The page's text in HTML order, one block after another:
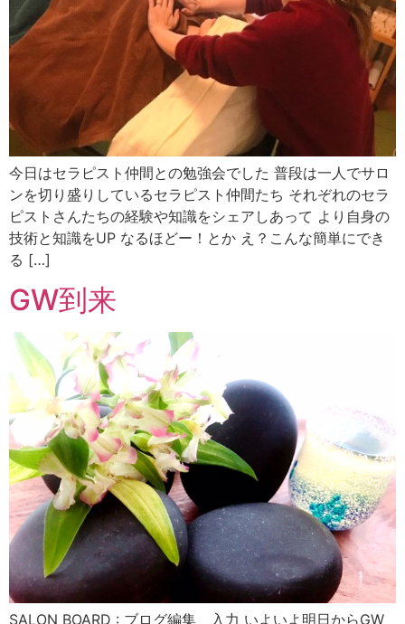
今日はセラピスト仲間との勉強会でした 普段は一人でサロ
ンを切り盛りしているセラピスト仲間たち それぞれのセラ
ピストさんたちの経験や知識をシェアしあって より自身の
技術と知識をUP なるほどー！とか え？こんな簡単にでき
る […]
GW到来
SALON BOARD : ブログ編集 入力 いよいよ明日からGW